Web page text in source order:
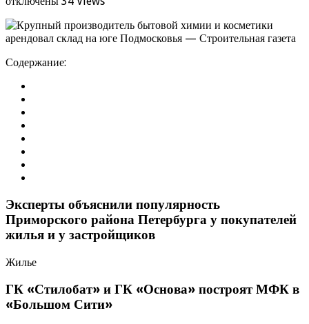
Содержание:
Эксперты объяснили популярность
Приморского района Петербурга у покупателей
жилья и у застройщиков
Жилье
ГК «Стилобат» и ГК «Основа» построят МФК в
«Большом Сити»